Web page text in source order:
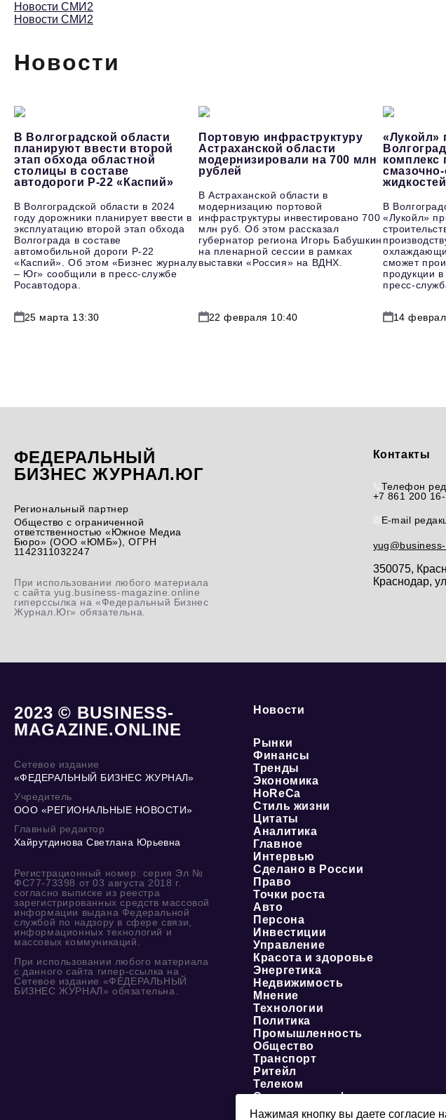
Новости СМИ2
Новости СМИ2
Новости
В Волгоградской области
планируют ввести второй
этап обхода областной
столицы в составе
автодороги Р-22 «Каспий»
В Волгоградской области в 2024
году дорожники планирует ввести в
эксплуатацию второй этап обхода
Волгограда в составе
автомобильной дороги Р-22
«Каспий». Об этом «Бизнес журналу
– Юг» сообщили в пресс-службе
Росавтодора.
25 марта 13:30
Портовую инфраструктуру
Астраханской области
модернизировали на 700 млн
рублей
В Астраханской области в
модернизацию портовой
инфраструктуры инвестировано 700
млн руб. Об этом рассказал
губернатор региона Игорь Бабушкин
на пленарной сессии в рамках
выставки «Россия» на ВДНХ.
22 февраля 10:40
«Лукойл»
комплекс
жидкостей
В
«Лукойл»
сможет
продукции
пресс-
14
ФЕДЕРАЛЬНЫЙ
БИЗНЕС ЖУРНАЛ.ЮГ
Региональный партнер
Общество с ограниченной
ответственностью «Южное Медиа
Бюро» (ООО «ЮМБ»), ОГРН
1142311032247
При использовании любого материала
с сайта yug.business-magazine.online
гиперссылка на «Федеральный Бизнес
Журнал.Юг» обязательна.
Контакты
Телефон
+7 861 200
E-mail
350075,
Краснодар,
2023 © BUSINESS-
MAGAZINE.ONLINE
Сетевое издание
«ФЕДЕРАЛЬНЫЙ БИЗНЕС ЖУРНАЛ»
Учредитель
ООО «РЕГИОНАЛЬНЫЕ НОВОСТИ»
Главный редактор
Хайрутдинова Светлана Юрьевна
Регистрационный номер: серия Эл №
ФС77-73398 от 03 августа 2018 г.
согласно выписке из реестра
зарегистрированных средств массовой
информации выдана Федеральной
службой по надзору в сфере связи,
информационных технологий и
массовых коммуникаций.
При использовании любого материала
с данного сайта гипер-ссылка на
Сетевое издание «ФЕДЕРАЛЬНЫЙ
БИЗНЕС ЖУРНАЛ» обязательна.
Новости
Рынки
Финансы
Тренды
Экономика
HoReCa
Стиль жизни
Цитаты
Аналитика
Главное
Интервью
Сделано в России
Право
Точки роста
Авто
Персона
Инвестиции
Управление
Красота и здоровье
Энергетика
Недвижимость
Мнение
Технологии
Политика
Промышленность
Общество
Транспорт
Ритейл
Телеком
Социальная сфера
ЖКХ
Нажимая кнопку вы даете согласие